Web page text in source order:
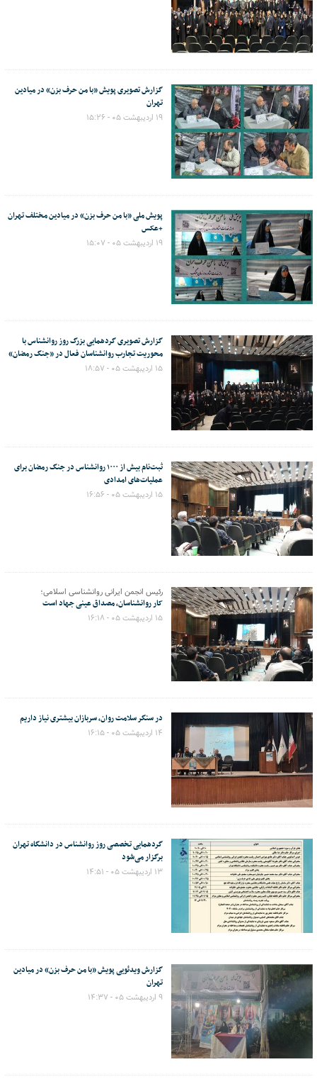
گزارش تصویری پویش «با من حرف بزن» در میادین
تهران
۱۹ اردیبهشت ۰۵ - ۱۵:۲۶
پویش ملی «با من حرف بزن» در میادین مختلف تهران
+عکس
۱۹ اردیبهشت ۰۵ - ۱۵:۰۷
گزارش تصویری گردهمایی بزرگ روز روانشناس با
محوریت تجارب روانشناسان فعال در «جنگ رمضان»
۱۵ اردیبهشت ۰۵ - ۱۸:۵۷
ثبت‌نام بیش از ۱۰۰۰ روانشناس در جنگ رمضان برای
عملیات‌های امدادی
۱۵ اردیبهشت ۰۵ - ۱۶:۵۶
رئیس انجمن ایرانی روانشناسی اسلامی؛
کار روانشناسان، مصداق عینی جهاد است
۱۵ اردیبهشت ۰۵ - ۱۶:۱۸
در سنگر سلامت روان، سربازان بیشتری نیاز داریم
۱۴ اردیبهشت ۰۵ - ۱۶:۱۵
گردهمایی تخصصی روز روانشناس در دانشگاه تهران
برگزار می‌شود
۱۳ اردیبهشت ۰۵ - ۱۴:۵۱
گزارش ویدئویی پویش «با من حرف بزن» در میادین
تهران
۹ اردیبهشت ۰۵ - ۱۴:۳۷